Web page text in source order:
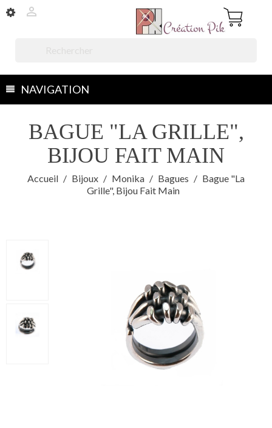


NAVIGATION
BAGUE "LA GRILLE",
BIJOU FAIT MAIN
Accueil Bijoux Monika Bagues
Bague "la
Grille", Bijou Fait Main